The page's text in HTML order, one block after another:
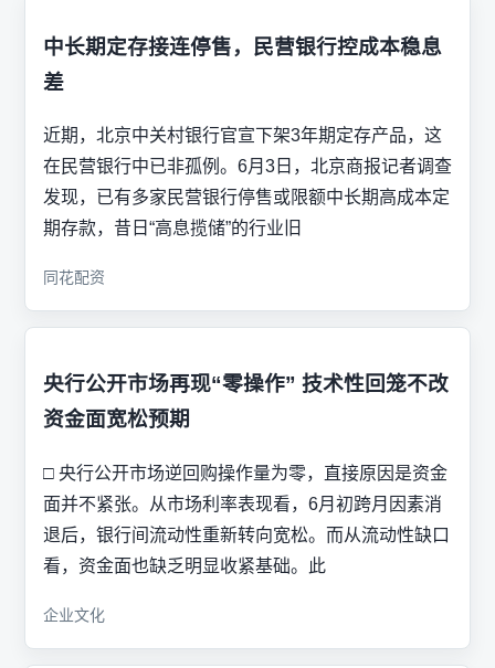
中长期定存接连停售，民营银行控成本稳息
差
近期，北京中关村银行官宣下架3年期定存产品，这
在民营银行中已非孤例。6月3日，北京商报记者调查
发现，已有多家民营银行停售或限额中长期高成本定
期存款，昔日“高息揽储”的行业旧
同花配资
央行公开市场再现“零操作” 技术性回笼不改
资金面宽松预期
□ 央行公开市场逆回购操作量为零，直接原因是资金
面并不紧张。从市场利率表现看，6月初跨月因素消
退后，银行间流动性重新转向宽松。而从流动性缺口
看，资金面也缺乏明显收紧基础。此
企业文化